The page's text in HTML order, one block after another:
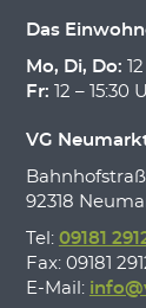
Das
Mo, Di, Do:
Fr: 12 – 15:30
VG
92318
Tel: 09181
Fax: 09181
E-Mail: